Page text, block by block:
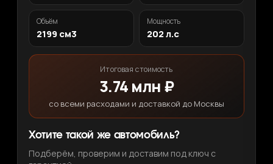
Объём
2199 см3
Мощность
202 л.с
Итоговая стоимость
3.74 млн ₽
со всеми расходами и доставкой до Москвы
Хотите такой же автомобиль?
Подберём, проверим и доставим под ключ с